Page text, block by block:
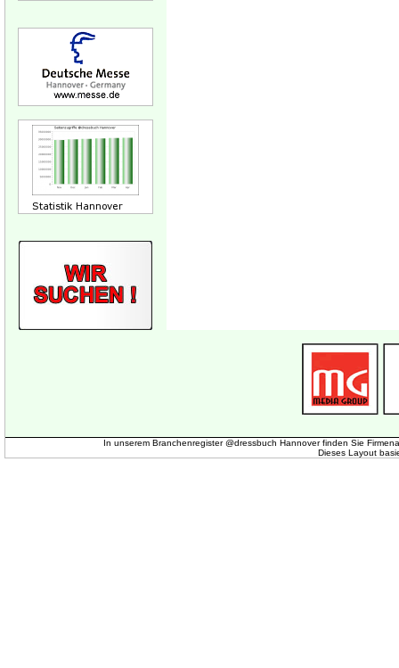
In unserem Branchenregister @dressbuch Hannover finden Sie
Dieses Layout